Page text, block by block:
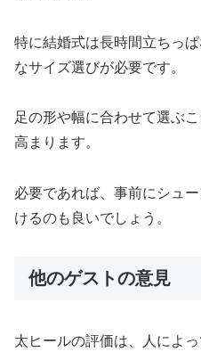
特に結婚式は長時間立ちっ
なサイズ選びが必要です。
足の形や幅に合わせて選ぶ
高まります。
必要であれば、事前にシュ
けるのも良いでしょう。
他のゲストの意見
太ヒールの評価は、人によっ